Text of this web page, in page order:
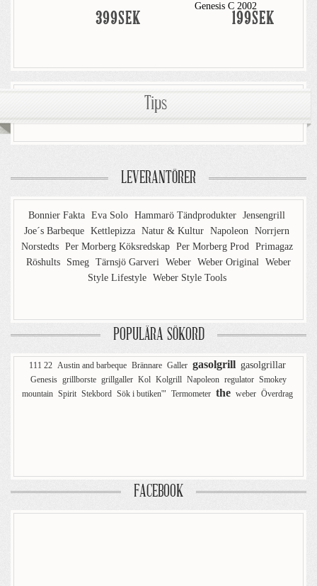
399SEK
Genesis C 2002
199SEK
Tips
LEVERANTÖRER
Bonnier Fakta Eva Solo Hammarö Tändprodukter Jensengrill
Joe´s Barbeque Kettlepizza Natur & Kultur Napoleon Norrjern
Norstedts Per Morberg Köksredskap Per Morberg Prod Primagaz
Röshults
Smeg Tärnsjö Garveri Weber Weber Original Weber
Style Lifestyle Weber Style Tools
POPULÄRA SÖKORD
111 22 Austin and barbeque Brännare Galler gasolgrill gasolgrillar
Genesis grillborste grillgaller Kol Kolgrill Napoleon regulator Smokey
mountain Spirit Stekbord Sök i butiken'" Termometer the weber Överdrag
FACEBOOK